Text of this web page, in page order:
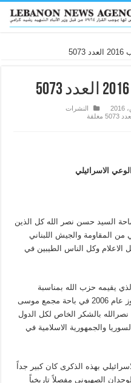
النشرات
الاسرائيلي
السيد حسن نصر الله كل الذين
من المقاومة والجيش اللبناني
الاعلام وكل الناس الطيبين في
يقيمه حزب الله بمناسبة
الذكرى العاشرة للانتصار في عدوان تموز عام 2006 في باحة مجمع موسى
بالشكر الخاص لكل الدول
والجمهورية الاسلامية في
بهذه الذكرى كان كبير جداً
2006 أصبح في الوجدان الصهيوني مفصلاً تاريخياً